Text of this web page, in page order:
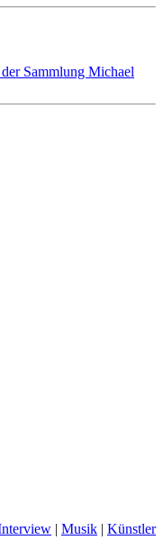
Sammlung Michael
| Musik | Künstler